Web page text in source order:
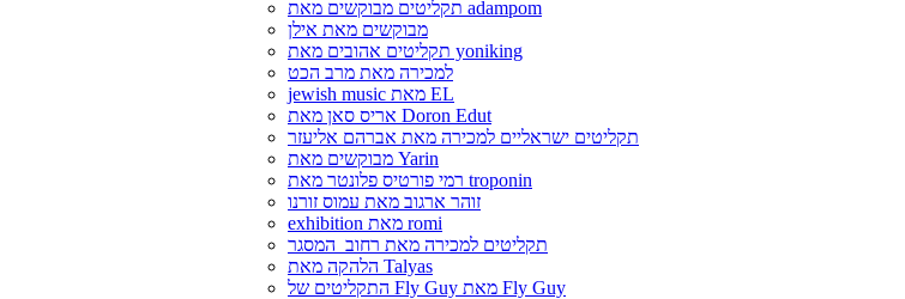
תקליטים מבוקשים מאת adampom
מבוקשים מאת אילן
תקליטים אהובים מאת yoniking
למכירה מאת מרב הכט
jewish music מאת EL
אריס סאן מאת Doron Edut
תקליטים ישראליים למכירה מאת אברהם אליעזר
מבוקשים מאת Yarin
רמי פורטיס פלונטר מאת troponin
זוהר ארגוב מאת עמוס זורנו
exhibition מאת romi
תקליטים למכירה מאת רחוב_המסגר
הלהקה מאת Talyas
התקליטים של Fly Guy מאת Fly Guy